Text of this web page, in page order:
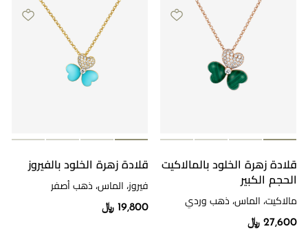
قلادة زهرة الخلود بالمالاكيت
الحجم الكبير
مالاكيت، الماس، ذهب وردي
27,600 ﷼
قلادة زهرة الخلود بالفيروز
فيروز، الماس، ذهب أصفر
19,800 ﷼